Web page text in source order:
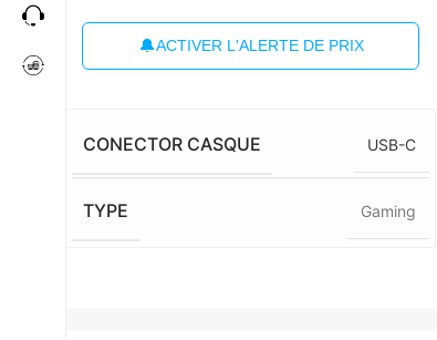
🔔ACTIVER L'ALERTE DE PRIX
CONECTOR CASQUE USB-C
TYPE Gaming